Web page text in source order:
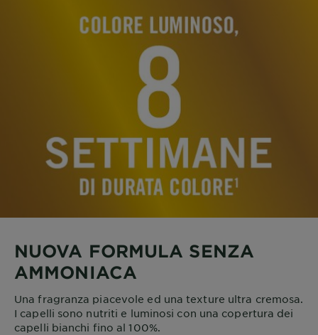
NUOVA FORMULA SENZA
AMMONIACA
Una fragranza piacevole ed una texture ultra cremosa.
I capelli sono nutriti e luminosi con una copertura dei
capelli bianchi fino al 100%.